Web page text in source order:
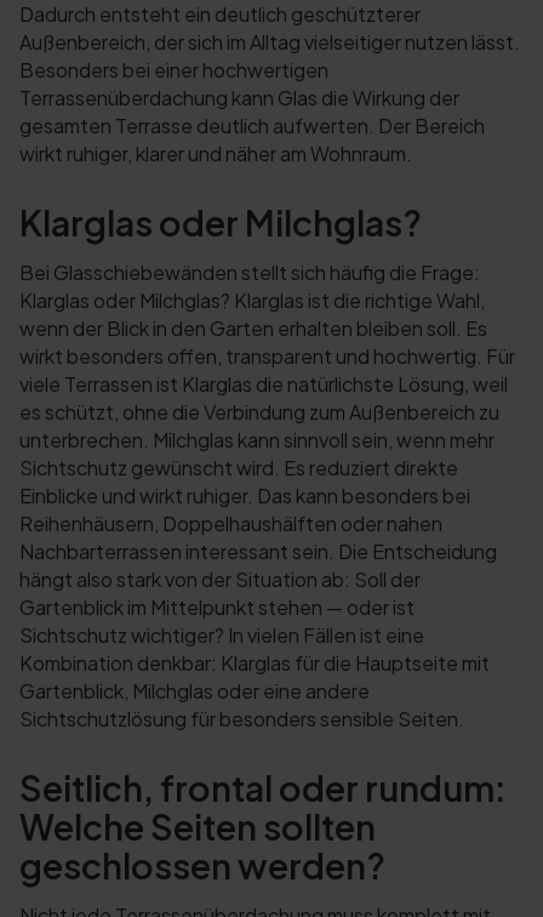
Dadurch entsteht ein deutlich geschützterer
Außenbereich, der sich im Alltag vielseitiger nutzen lässt.
Besonders bei einer hochwertigen
Terrassenüberdachung kann Glas die Wirkung der
gesamten Terrasse deutlich aufwerten. Der Bereich
wirkt ruhiger, klarer und näher am Wohnraum.
Klarglas oder Milchglas?
Bei Glasschiebewänden stellt sich häufig die Frage:
Klarglas oder Milchglas? Klarglas ist die richtige Wahl,
wenn der Blick in den Garten erhalten bleiben soll. Es
wirkt besonders offen, transparent und hochwertig. Für
viele Terrassen ist Klarglas die natürlichste Lösung, weil
es schützt, ohne die Verbindung zum Außenbereich zu
unterbrechen. Milchglas kann sinnvoll sein, wenn mehr
Sichtschutz gewünscht wird. Es reduziert direkte
Einblicke und wirkt ruhiger. Das kann besonders bei
Reihenhäusern, Doppelhaushälften oder nahen
Nachbarterrassen interessant sein. Die Entscheidung
hängt also stark von der Situation ab: Soll der
Gartenblick im Mittelpunkt stehen — oder ist
Sichtschutz wichtiger? In vielen Fällen ist eine
Kombination denkbar: Klarglas für die Hauptseite mit
Gartenblick, Milchglas oder eine andere
Sichtschutzlösung für besonders sensible Seiten.
Seitlich, frontal oder rundum:
Welche Seiten sollten
geschlossen werden?